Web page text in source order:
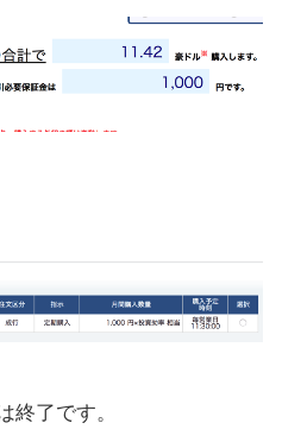
終了です。